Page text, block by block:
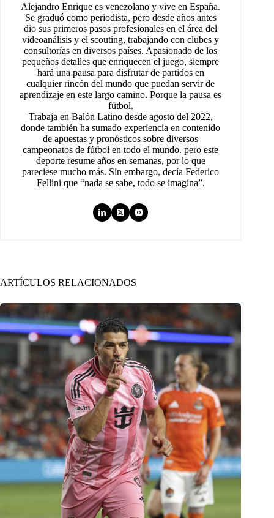
Alejandro Enrique es venezolano y vive en España.
Se graduó como periodista, pero desde años antes
dio sus primeros pasos profesionales en el área del
videoanálisis y el scouting, trabajando con clubes y
consultorías en diversos países. Apasionado de los
pequeños detalles que enriquecen el juego, siempre
hará una pausa para disfrutar de partidos en
cualquier rincón del mundo que puedan servir de
aprendizaje en este largo camino. Porque la pausa es
fútbol.
Trabaja en Balón Latino desde agosto del 2022,
donde también ha sumado experiencia en contenido
de apuestas y pronósticos sobre diversos
campeonatos de fútbol en todo el mundo. pero este
deporte resume años en semanas, por lo que
pareciese mucho más. Sin embargo, decía Federico
Fellini que “nada se sabe, todo se imagina”.
ARTÍCULOS RELACIONADOS